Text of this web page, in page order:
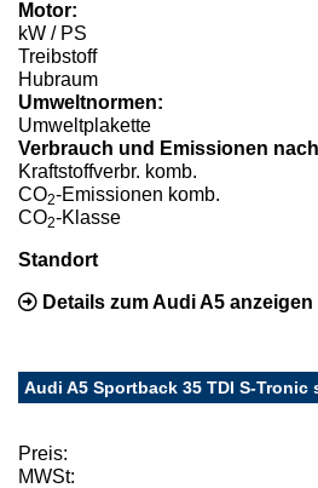
Motor:
kW / PS
Treibstoff
Hubraum
Umweltnormen:
Umweltplakette
Verbrauch und Emissionen
Kraftstoffverbr. komb.
CO2-Emissionen komb.
CO2-Klasse
Standort
Details zum Audi A5 anzeigen
Audi A5 Sportback 35 TDI S-Tronic
Preis:
MWSt: